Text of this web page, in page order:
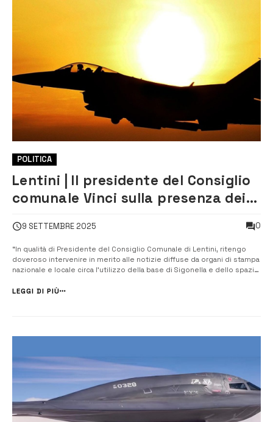
POLITICA
Lentini | Il presidente del Consiglio
comunale Vinci sulla presenza dei
9 SETTEMBRE 2025 0
“In qualità di Presidente del Consiglio Comunale di Lentini, ritengo
doveroso intervenire in merito alle notizie diffuse da organi di stampa
nazionale e locale circa l’utilizzo della base di Sigonella e dello spazio
presidente del Consiglio Comunale Alessandro Vinci, ch...
LEGGI DI PIÙ